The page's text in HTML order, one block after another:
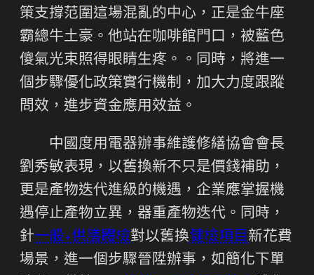
策支撐范圍這場混亂的中心，正是金牛座
霸總牛土豪。他站在咖啡館門口，被藍色
傻氣光束照得眼睛生疼。。同時，將進一
個步驟優化政策實行機制，加大力度跟蹤
問效，進步資金應用效益。
中國度用電器辦事維護修繕協會會長
劉秀敏表現，以舊換新不只是價錢補助，
更是產物迭代進級的機遇，企業應掌握機
遇停止產物立異，器重產物迭代。同時，
針一般+供膳體檢對以舊換健檢項目 新花費
場景，進一個步驟晉陞辦事，如簡化下單